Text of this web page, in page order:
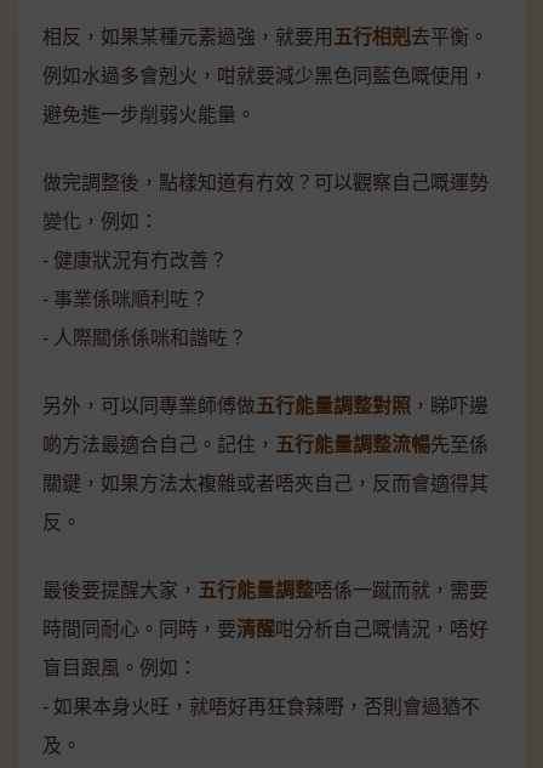
相反，如果某種元素過強，就要用五行相剋去平衡。
例如水過多會剋火，咁就要減少黑色同藍色嘅使用，
避免進一步削弱火能量。
做完調整後，點樣知道有冇效？可以觀察自己嘅運勢
變化，例如：
- 健康狀況有冇改善？
- 事業係咪順利咗？
- 人際關係係咪和諧咗？
另外，可以同專業師傅做五行能量調整對照 ，睇吓邊
啲方法最適合自己。記住， 五行能量調整流暢先至係
關鍵，如果方法太複雜或者唔夾自己，反而會適得其
反。
最後要提醒大家， 五行能量調整唔係一蹴而就，需要
時間同耐心。同時，要清醒咁分析自己嘅情況，唔好
盲目跟風。例如：
- 如果本身火旺，就唔好再狂食辣嘢，否則會過猶不
及。